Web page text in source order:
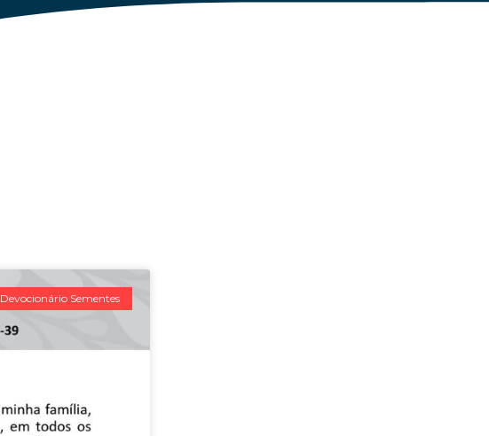
Devocionário Sementes